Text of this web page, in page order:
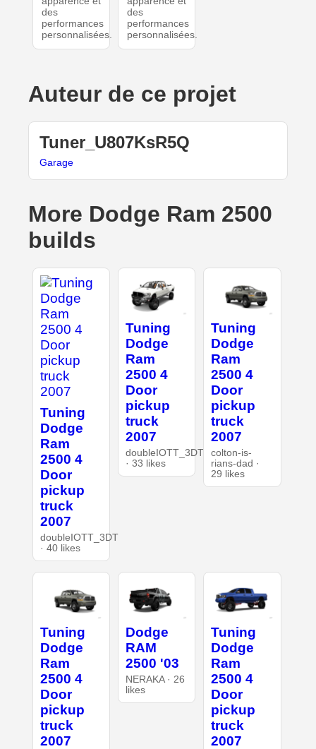
des
performances
personnalisées.
des
performances
personnalisées.
Auteur de ce projet
Tuner_U807KsR5Q
Garage
More Dodge Ram 2500
builds
Tuning
Dodge
Ram
2500 4
Door
pickup
truck
2007
doubleIOTT_3DT
· 40 likes
Tuning
Dodge
Ram
2500 4
Door
pickup
truck
2007
doubleIOTT_3DT
· 33 likes
Tuning
Dodge
Ram
2500 4
Door
pickup
truck
2007
colton-is-
rians-dad ·
29 likes
Tuning
Dodge
Ram
2500 4
Door
pickup
truck
2007
Dodge
RAM
2500 '03
NERAKA · 26
likes
Tuning
Dodge
Ram
2500 4
Door
pickup
truck
2007